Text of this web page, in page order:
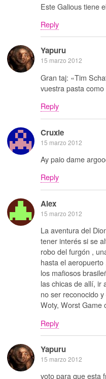
Este Galious tiene
Reply
Yapuru
15 marzo 2012
Gran taj: «Tim
vuestra pasta como
Reply
Cruxie
15 marzo 2012
Ay paio dame
Reply
Alex
15 marzo 2012
La aventura del
tener interés si se
robo del furgón ,
hasta el
los mafiosos
las chicas de allí, ir
no ser reconocido
Woty, Worst
Reply
Yapuru
15 marzo 2012
voto para que esta